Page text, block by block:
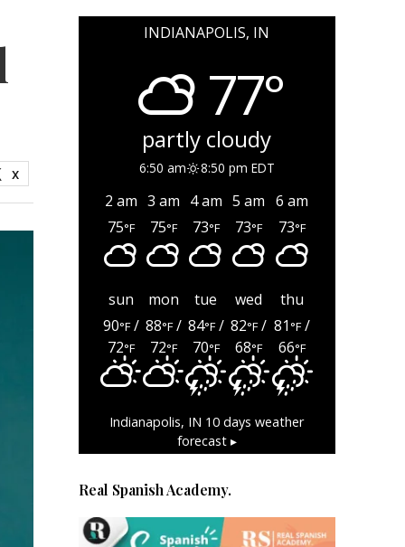
X
INDIANAPOLIS, IN
77°
partly cloudy
6:50 am 8:50 pm EDT
2 am 3 am 4 am 5 am 6 am
75°F 75°F 73°F 73°F 73°F
sun mon tue wed
thu
90°F/
72°F
88°F/
72°F
84°F/
70°F
82°F/
68°F
81 °F/
66°F
Indianapolis, IN 10 days weather
forecast ▸
Real Spanish Academy.